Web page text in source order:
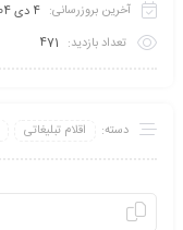
آخرین بروزرسانی: 4 دی 1404
تعداد بازدید: 471
دسته: اقلام تبلیغاتی